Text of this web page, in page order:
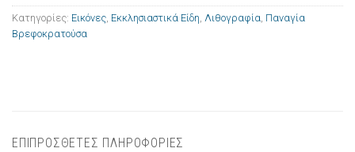
Κατηγορίες: Εικόνες Εκκλησιαστικά Είδη Λιθογραφία Παναγία
Βρεφοκρατούσα
ΕΠΙΠΡΟΣΘΕΤΕΣ ΠΛΗΡΟΦΟΡΙΕΣ